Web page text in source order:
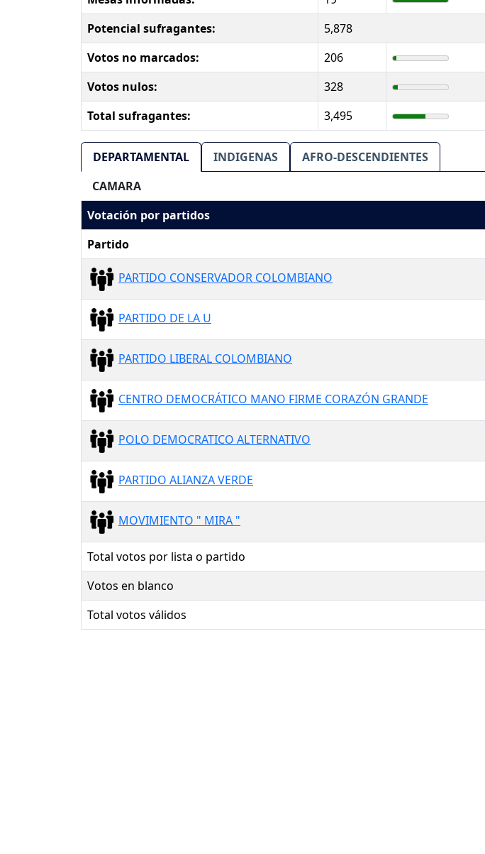
Potencial sufragantes:
5,878
Votos no marcados:
206
Votos nulos:
328
Total sufragantes:
3,495
DEPARTAMENTAL INDIGENAS
AFRO-DESCENDIENTES
CAMARA
Votación por partidos
Partido
PARTIDO CONSERVADOR COLOMBIANO
PARTIDO DE LA U
PARTIDO LIBERAL COLOMBIANO
CENTRO DEMOCRÁTICO MANO FIRME CORAZÓN GRANDE
POLO DEMOCRATICO ALTERNATIVO
PARTIDO ALIANZA VERDE
MOVIMIENTO " MIRA "
Total votos por lista o partido
Votos en blanco
Total votos válidos